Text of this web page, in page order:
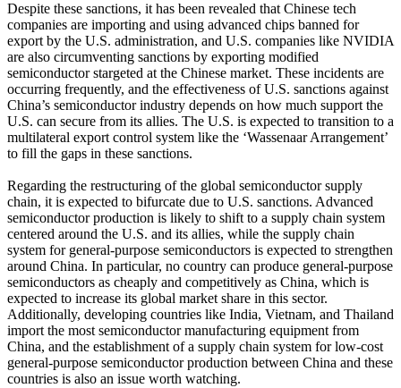
Despite these sanctions, it has been revealed that Chinese tech
companies are importing and using advanced chips banned for
export by the U.S. administration, and U.S. companies like NVIDIA
are also circumventing sanctions by exporting modified
semiconductor stargeted at the Chinese market. These incidents are
occurring frequently, and the effectiveness of U.S. sanctions against
China’s semiconductor industry depends on how much support the
U.S. can secure from its allies. The U.S. is expected to transition to a
multilateral export control system like the ‘Wassenaar Arrangement’
to fill the gaps in these sanctions.
Regarding the restructuring of the global semiconductor supply
chain, it is expected to bifurcate due to U.S. sanctions. Advanced
semiconductor production is likely to shift to a supply chain system
centered around the U.S. and its allies, while the supply chain
system for general-purpose semiconductors is expected to strengthen
around China. In particular, no country can produce general-purpose
semiconductors as cheaply and competitively as China, which is
expected to increase its global market share in this sector.
Additionally, developing countries like India, Vietnam, and Thailand
import the most semiconductor manufacturing equipment from
China, and the establishment of a supply chain system for low-cost
general-purpose semiconductor production between China and these
countries is also an issue worth watching.